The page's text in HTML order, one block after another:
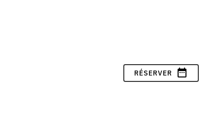
RÉSERVER date_range